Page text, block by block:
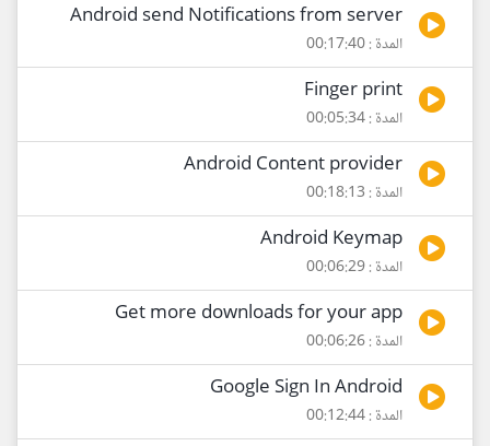
Android send Notifications from server
المدة : 00:17:40
Finger print
المدة : 00:05:34
Android Content provider
المدة : 00:18:13
Android Keymap
المدة : 00:06:29
Get more downloads for your app
المدة : 00:06:26
Google Sign In Android
المدة : 00:12:44